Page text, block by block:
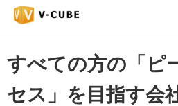
すべての方の「ピ
セス」を目指す会